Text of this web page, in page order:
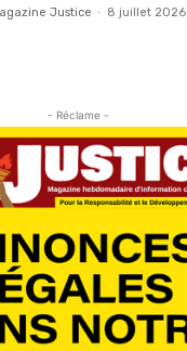
Justice - 8 juillet 2026
- Réclame -